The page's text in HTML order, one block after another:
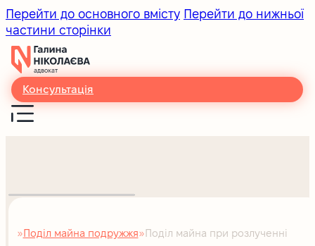
Перейти до основного вмісту Перейти до нижньої
частини сторінки
Консультація
Головна
Поділ майна подружжя Поділ майна при розлученні